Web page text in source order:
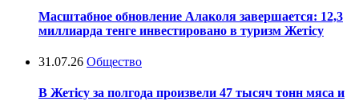
Масштабное обновление Алаколя завершается: 12,3
миллиарда тенге инвестировано в туризм Жетісу
31.07.26 Общество
В Жетісу за полгода произвели 47 тысяч тонн мяса и